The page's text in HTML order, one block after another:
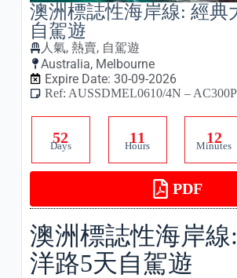
澳洲標誌性海岸線: 經典
自駕遊
人氣, 熱賣, 自駕遊
Australia, Melbourne
Expire Date: 30-09-2026
Ref: AUSSDMEL0610/4N –
52
Days 11
Hours 12
Minutes
PDF
澳洲標誌性海岸線
洋路5天自駕遊